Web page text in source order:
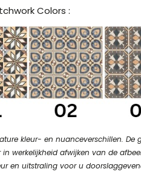
Colors :
kleur- en nuanceverschillen.
werkelijkheid afwijken van de
en uitstraling voor u